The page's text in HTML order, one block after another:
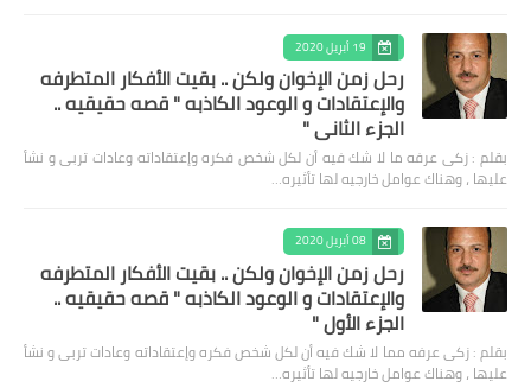
19 أبريل 2020
رحل زمن الإخوان ولكن .. بقيت الأفكار المتطرفه
والإعتقادات و الوعود الكاذبه " قصه حقيقيه ..
الجزء الثاني "
بقلم : زكى عرفه ‎ما لا شك فيه أن لكل شخص فكره وإعتقاداته وعادات تربى و نشأ
عليها ، وهناك عوامل خارجيه لها تأثيره…
08 أبريل 2020
رحل زمن الإخوان ولكن .. بقيت الأفكار المتطرفه
والإعتقادات و الوعود الكاذبه " قصه حقيقيه ..
الجزء الأول "
بقلم : زكى عرفه مما لا شك فيه أن لكل شخص فكره وإعتقاداته وعادات تربى و نشأ
عليها ، وهناك عوامل خارجيه لها تأثيره…